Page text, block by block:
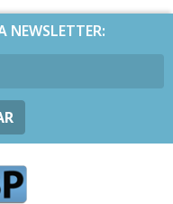
NEWSLETTER: